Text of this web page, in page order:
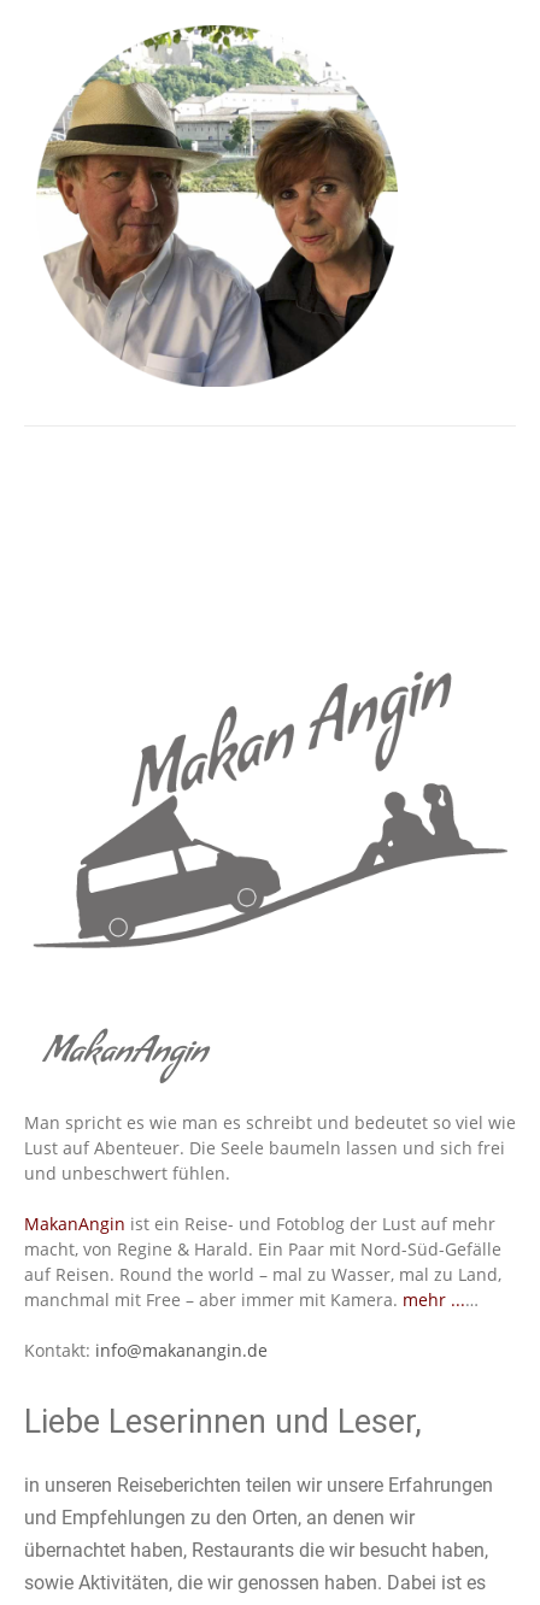
MakanAngin
Man spricht es wie man es schreibt und bedeutet so viel wie
Lust auf Abenteuer. Die Seele baumeln lassen und sich frei
und unbeschwert fühlen.
MakanAngin ist ein Reise- und Fotoblog der Lust auf mehr
macht, von Regine & Harald. Ein Paar mit Nord-Süd-Gefälle
auf Reisen. Round the world – mal zu Wasser, mal zu Land,
manchmal mit Free – aber immer mit Kamera. mehr ...…
Kontakt: info@makanangin.de
Liebe Leserinnen und Leser,
in unseren Reiseberichten teilen wir unsere Erfahrungen
und Empfehlungen zu den Orten, an denen wir
übernachtet haben, Restaurants die wir besucht haben,
sowie Aktivitäten, die wir genossen haben. Dabei ist es